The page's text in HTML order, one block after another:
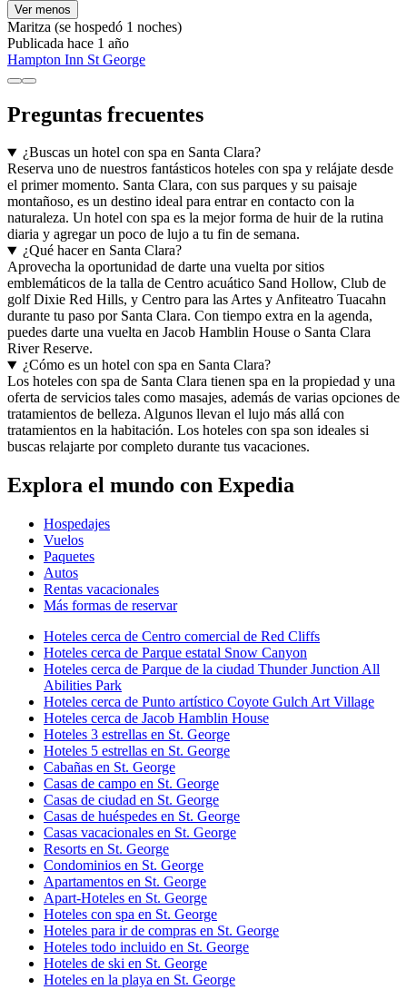
Ver menos
Maritza (se hospedó 1 noches)
Publicada hace 1 año
Hampton Inn St George
Preguntas frecuentes
¿Buscas un hotel con spa en Santa Clara?
Reserva uno de nuestros fantásticos hoteles con spa y relájate desde
el primer momento. Santa Clara, con sus parques y su paisaje
montañoso, es un destino ideal para entrar en contacto con la
naturaleza. Un hotel con spa es la mejor forma de huir de la rutina
diaria y agregar un poco de lujo a tu fin de semana.
¿Qué hacer en Santa Clara?
Aprovecha la oportunidad de darte una vuelta por sitios
emblemáticos de la talla de Centro acuático Sand Hollow, Club de
golf Dixie Red Hills, y Centro para las Artes y Anfiteatro Tuacahn
durante tu paso por Santa Clara. Con tiempo extra en la agenda,
puedes darte una vuelta en Jacob Hamblin House o Santa Clara
River Reserve.
¿Cómo es un hotel con spa en Santa Clara?
Los hoteles con spa de Santa Clara tienen spa en la propiedad y una
oferta de servicios tales como masajes, además de varias opciones de
tratamientos de belleza. Algunos llevan el lujo más allá con
tratamientos en la habitación. Los hoteles con spa son ideales si
buscas relajarte por completo durante tus vacaciones.
Explora el mundo con Expedia
Hospedajes
Vuelos
Paquetes
Autos
Rentas vacacionales
Más formas de reservar
Hoteles cerca de Centro comercial de Red Cliffs
Hoteles cerca de Parque estatal Snow Canyon
Hoteles cerca de Parque de la ciudad Thunder Junction All
Abilities Park
Hoteles cerca de Punto artístico Coyote Gulch Art Village
Hoteles cerca de Jacob Hamblin House
Hoteles 3 estrellas en St. George
Hoteles 5 estrellas en St. George
Cabañas en St. George
Casas de campo en St. George
Casas de ciudad en St. George
Casas de huéspedes en St. George
Casas vacacionales en St. George
Resorts en St. George
Condominios en St. George
Apartamentos en St. George
Apart-Hoteles en St. George
Hoteles con spa en St. George
Hoteles para ir de compras en St. George
Hoteles todo incluido en St. George
Hoteles de ski en St. George
Hoteles en la playa en St. George